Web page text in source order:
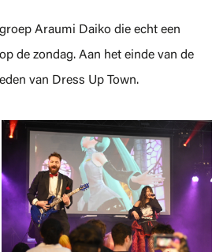
Araumi Daiko die echt een
de zondag. Aan het einde van de
van Dress Up Town.